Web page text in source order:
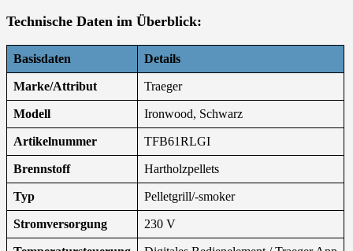
Technische Daten im Überblick:
Basisdaten Details
Marke/Attribut Traeger
Modell Ironwood, Schwarz
Artikelnummer TFB61RLGI
Brennstoff Hartholzpellets
Typ Pelletgrill/-smoker
Stromversorgung 230 V